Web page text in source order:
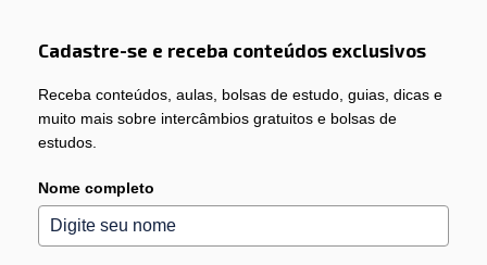
Cadastre-se e receba conteúdos exclusivos
Receba conteúdos, aulas, bolsas de estudo, guias, dicas e
muito mais sobre intercâmbios gratuitos e bolsas de
estudos.
Nome completo